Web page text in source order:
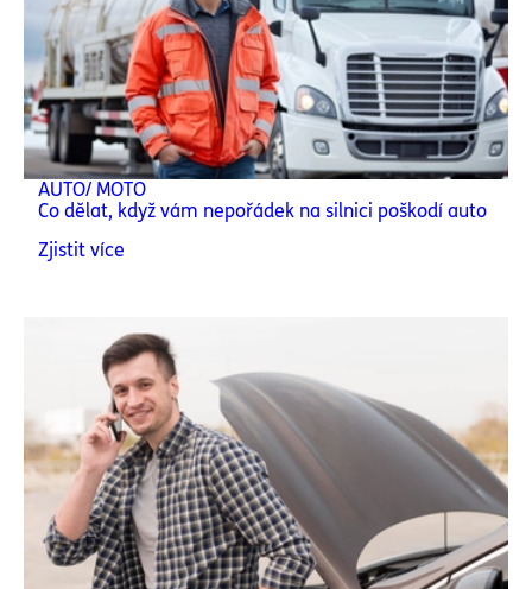
AUTO/ MOTO
Co dělat, když vám nepořádek na silnici poškodí auto
Zjistit více